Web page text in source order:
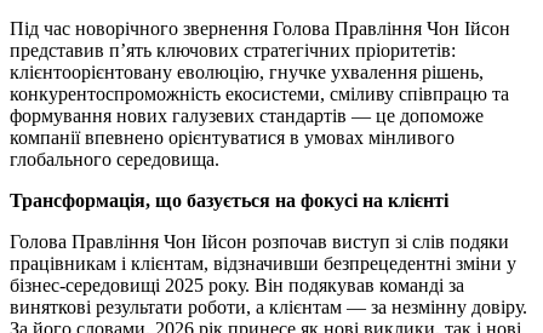
Під час новорічного звернення Голова Правління Чон Ійсон
представив п’ять ключових стратегічних пріоритетів:
клієнтоорієнтовану еволюцію, гнучке ухвалення рішень,
конкурентоспроможність екосистеми, сміливу співпрацю та
формування нових галузевих стандартів — це допоможе
компанії впевнено орієнтуватися в умовах мінливого
глобального середовища.
Трансформація, що базується на фокусі на клієнті
Голова Правління Чон Ійсон розпочав виступ зі слів подяки
працівникам і клієнтам, відзначивши безпрецедентні зміни у
бізнес-середовищі 2025 року. Він подякував команді за
виняткові результати роботи, а клієнтам — за незмінну довіру.